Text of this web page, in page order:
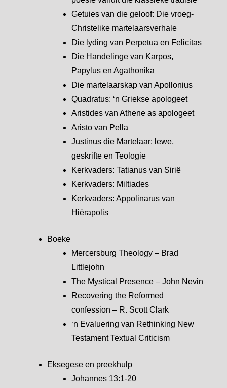
Getuies van die geloof: Die vroeg-
Christelike martelaarsverhale
Die lyding van Perpetua en Felicitas
Die Handelinge van Karpos,
Papylus en Agathonika
Die martelaarskap van Apollonius
Quadratus: ‘n Griekse apologeet
Aristides van Athene as apologeet
Aristo van Pella
Justinus die Martelaar: lewe,
geskrifte en Teologie
Kerkvaders: Tatianus van Sirië
Kerkvaders: Miltiades
Kerkvaders: Appolinarus van
Hiërapolis
Boeke
Mercersburg Theology – Brad
Littlejohn
The Mystical Presence – John Nevin
Recovering the Reformed
confession – R. Scott Clark
‘n Evaluering van Rethinking New
Testament Textual Criticism
Eksegese en preekhulp
Johannes 13:1-20